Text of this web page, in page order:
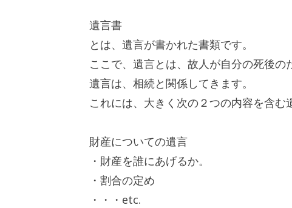
遺言書
とは、遺言が書かれた書類です。
ここで、遺言とは、故人が自分の死後の
遺言は、相続と関係してきます。
これには、大きく次の２つの内容を含む
財産についての遺言
・財産を誰にあげるか。
・割合の定め
・・・etc.